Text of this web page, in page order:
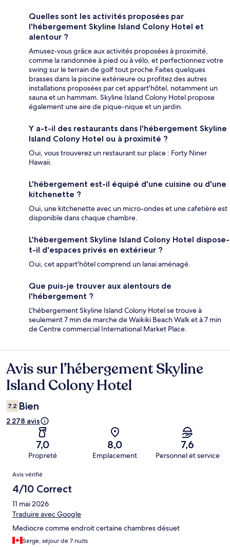
Quelles sont les activités proposées par
l'hébergement Skyline Island Colony Hotel et
alentour ?
Amusez-vous grâce aux activités proposées à proximité,
comme la randonnée à pied ou à vélo, et perfectionnez votre
swing sur le terrain de golf tout proche.Faites quelques
brasses dans la piscine extérieure ou profitez des autres
installations proposées par cet appart'hôtel, notamment un
sauna et un hammam. Skyline Island Colony Hotel propose
également une aire de pique-nique et un jardin.
Y a-t-il des restaurants dans l'hébergement Skyline
Island Colony Hotel ou à proximité ?
Oui, vous trouverez un restaurant sur place : Forty Niner
Hawaii.
L'hébergement est-il équipé d'une cuisine ou d'une
kitchenette ?
Oui, une kitchenette avec un micro-ondes et une cafetière est
disponible dans chaque chambre.
L'hébergement Skyline Island Colony Hotel dispose-
t-il d'espaces privés en extérieur ?
Oui, cet appart'hôtel comprend un lanai aménagé.
Que puis-je trouver aux alentours de
l'hébergement ?
L'hébergement Skyline Island Colony Hotel se trouve à
seulement 7 min de marche de Waikiki Beach Walk et à 7 min
de Centre commercial International Market Place.
Avis
Avis sur l’hébergement Skyline
Island Colony Hotel
7,2 Bien
2 278 avis
7,0
Propreté
8,0
Emplacement
7,6
Personnel et service
Avis
Avis vérifié
4/10 Correct
11 mai 2026
Traduire avec Google
Mediocre comme endroit certaine chambres désuet
Serge, séjour de 7 nuits